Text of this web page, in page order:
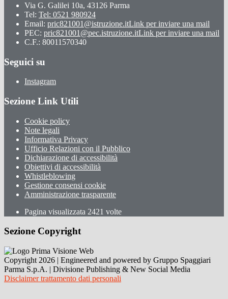
Via G. Galilei 10a, 43126 Parma
Tel: Tel: 0521 980924
Email: pric821001@istruzione.itLink per inviare una mail
PEC: pric821001@pec.istruzione.itLink per inviare una mail
C.F.: 80011570340
Seguici su
Instagram
Sezione Link Utili
Cookie policy
Note legali
Informativa Privacy
Ufficio Relazioni con il Pubblico
Dichiarazione di accessibilità
Obiettivi di accessibilità
Whistleblowing
Gestione consensi cookie
Amministrazione trasparente
Pagina visualizzata 2421 volte
Sezione Copyright
Copyright 2026 | Engineered and powered by Gruppo Spaggiari
Parma S.p.A. | Divisione Publishing & New Social Media
Disclaimer trattamento dati personali